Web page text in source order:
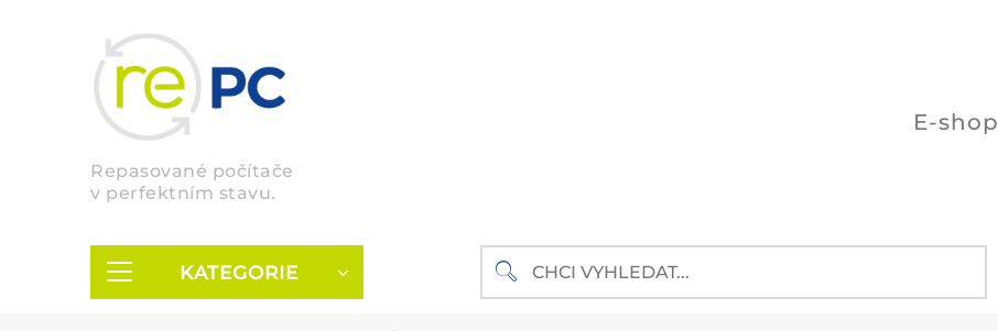
Repasované počítače
v perfektním stavu.
E-shop
KATEGORIE